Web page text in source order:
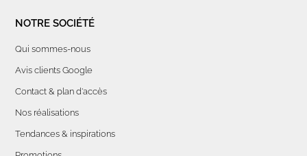
NOTRE SOCIÉTÉ
Qui sommes-nous
Avis clients Google
Contact & plan d'accès
Nos réalisations
Tendances & inspirations